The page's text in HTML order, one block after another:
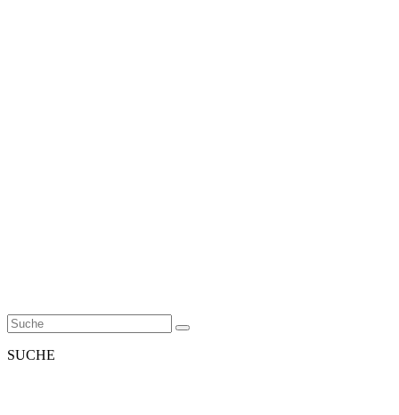
SUCHE